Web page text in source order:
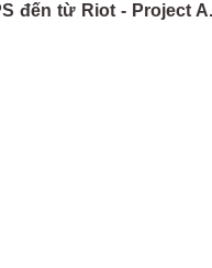
đến từ Riot - Project A.